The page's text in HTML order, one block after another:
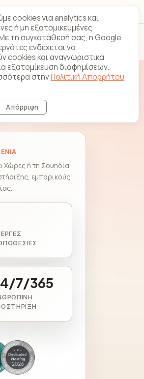
Glass
Επικοινωνία
Σύνδεση πελάτη
Χώρες ή τη Σουηδία
εμπορικούς
7/365
cookies για analytics και
ή μη εξατομικευμένες
τη συγκατάθεσή σας, η Google
ενδέχεται να
cookies και αναγνωριστικά
εξατομίκευση διαφημίσεων.
στηνΠολιτική Απορρήτου
Απόρριψη